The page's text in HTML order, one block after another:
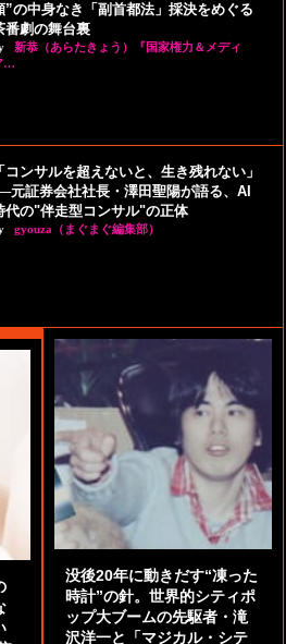
”の中身なき「副首都法」採決をめぐる
番劇の舞台裏
新恭（あらたきょう）『国家権力＆メディ
…
「コンサルを超えないと、生き残れない」
元証券会社社長・澤田聖陽が語る、AI
代の"伴走型コンサル"の正体
gyouza（まぐまぐ編集部）
没後20年に動きだす“凍った
時計”の針。世界的シティポ
ップ大ブームの先駆者・滝
沢洋一と「マジカル・シテ